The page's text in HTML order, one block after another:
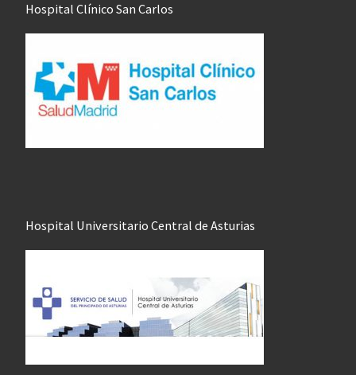
Hospital Clínico San Carlos
Hospital Universitario Central de Asturias